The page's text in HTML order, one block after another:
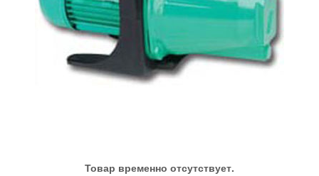
Товар временно отсутствует.